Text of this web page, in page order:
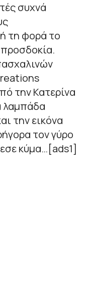
συχνά
τη φορά το
την Κατερίνα
λαμπάδα
την εικόνα
τον γύρο
κύμα…[ads1]